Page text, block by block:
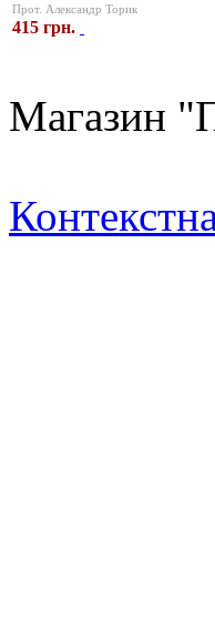
Прот. Александр Торик
415 грн.
Магазин